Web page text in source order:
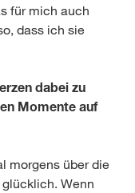
für mich auch
dass ich sie
dabei zu
Momente auf
morgens über die
Wenn